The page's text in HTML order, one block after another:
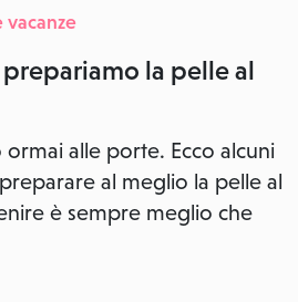
vacanze
prepariamo la pelle al
alle porte. Ecco alcuni
al meglio la pelle al
è sempre meglio che